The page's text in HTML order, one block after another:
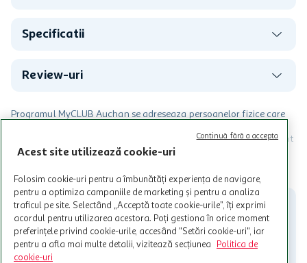
Specificatii
Review-uri
Programul MyCLUB Auchan se adreseaza persoanelor fizice care
Termenele și Condițiile Programului. Ofertele MyCLUB Auchan sunt
valabile in limita stocurilor disponibile. Beneficiile se acorda in
Cardul poate fi utilizat doar in legatura cu magazinele Auchan
participante și pentru acțiuni promotionale indicate de Auchan si
nu poate fi utilizat in legatura cu alti comercianți sau pentru alte
activitati in afara celor mentionate in Termene si Conditii. Auchan
nu raspunde pentru imposibilitatea utilizarii Cardului in perioada in
care aceste este suspendat sau in perioada in care sunt efectuate
intretineri sau reparatii tehnice la sistemul de utilizarea al Cardului.
Acest site utilizează cookie-uri
Folosim cookie-uri pentru a îmbunătăți experiența de navigare,
pentru a optimiza campaniile de marketing și pentru a analiza
traficul pe site. Selectând „Acceptă toate cookie-urile”, îți exprimi
acordul pentru utilizarea acestora. Poți gestiona în orice moment
preferințele privind cookie-urile, accesând "Setări cookie-uri", iar
pentru a afla mai multe detalii, vizitează secțiunea
Politica de
cookie-uri
Continuă fără a accepta